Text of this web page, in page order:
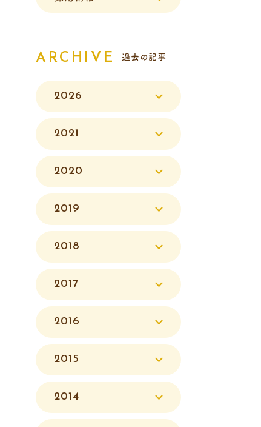
ARCHIVE 過去の記事
2026
2021
2020
2019
2018
2017
2016
2015
2014